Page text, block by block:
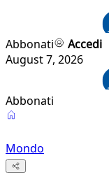
Abbonati
Accedi
August 7, 2026
Abbonati
Mondo